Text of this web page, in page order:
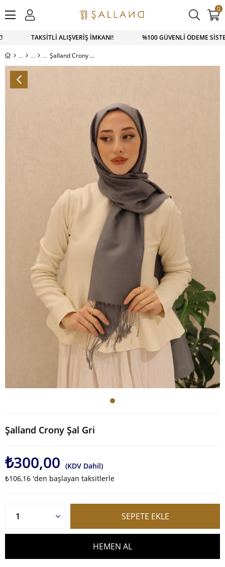
SİPARİŞ 0543 900 41 41 1500 TL ÜZERİ KARGO
0
Şalland Crony Şal Gri
Şalland Crony Şal Gri
₺300,00 (KDV Dahil)
₺106,16 'den başlayan taksitlerle